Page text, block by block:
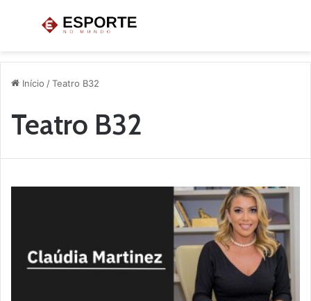
Menu
Início /Teatro B32
Teatro B32